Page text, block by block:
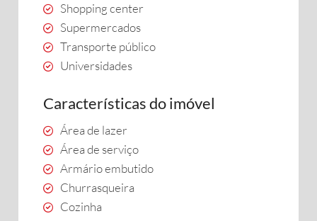
Shopping center
Supermercados
Transporte público
Universidades
Características do imóvel
Área de lazer
Área de serviço
Armário embutido
Churrasqueira
Cozinha